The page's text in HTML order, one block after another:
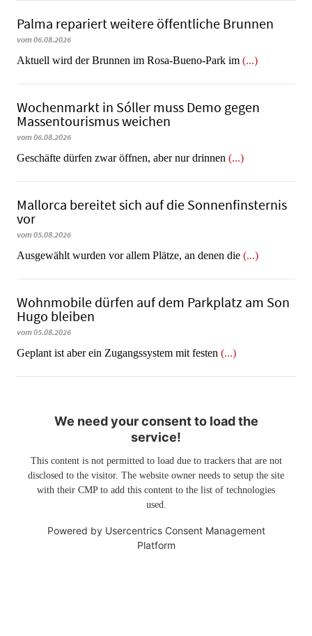
Palma repariert weitere öffentliche Brunnen
vom 06.08.2026
Aktuell wird der Brunnen im Rosa-Bueno-Park im (...)
Wochenmarkt in Sóller muss Demo gegen
Massentourismus weichen
vom 06.08.2026
Geschäfte dürfen zwar öffnen, aber nur drinnen (...)
Mallorca bereitet sich auf die Sonnenfinsternis
vor
vom 05.08.2026
Ausgewählt wurden vor allem Plätze, an denen die (...)
Wohnmobile dürfen auf dem Parkplatz am Son
Hugo bleiben
vom 05.08.2026
Geplant ist aber ein Zugangssystem mit festen (...)
We need your consent to load the
service!
This content is not permitted to load due to trackers that are not
disclosed to the visitor. The website owner needs to setup the site
with their CMP to add this content to the list of technologies
used.
Powered by Usercentrics Consent Management
Platform